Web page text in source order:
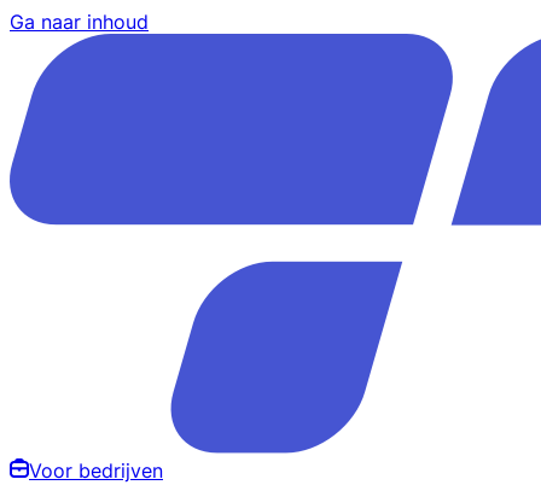
Ga naar inhoud
Voor bedrijven